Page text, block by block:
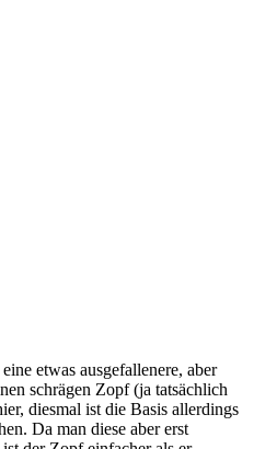
etwas ausgefallenere, aber
schrägen Zopf (ja tatsächlich
diesmal ist die Basis allerdings
Da man diese aber erst